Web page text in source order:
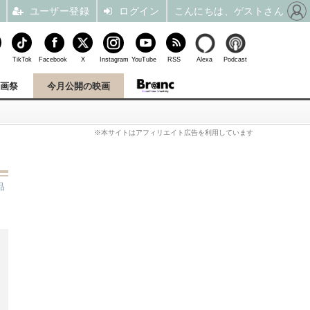
祭 今月公開の映画
※本サイトはアフィリエイト広告を利用しています
TikTok Facebook X Instagram YouTube RSS Alexa Podcast
ユーザー登録 ログイン こんにちは、ゲストさん